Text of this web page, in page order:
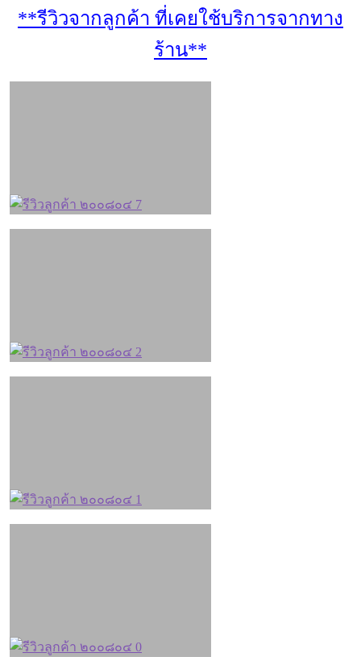
**รีวิวจากลูกค้า ที่เคยใช้บริการจากทาง
ร้าน**